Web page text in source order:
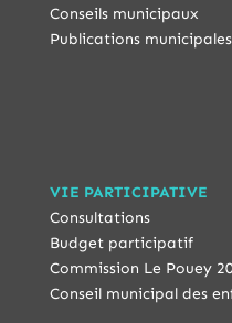
Conseils municipaux
Publications municipales
VIE PARTICIPATIVE
Consultations
Budget participatif
Commission Le Pouey
Conseil municipal des